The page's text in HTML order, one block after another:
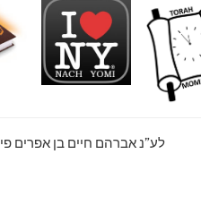
לע”נ אברהם חיים בן אפרים